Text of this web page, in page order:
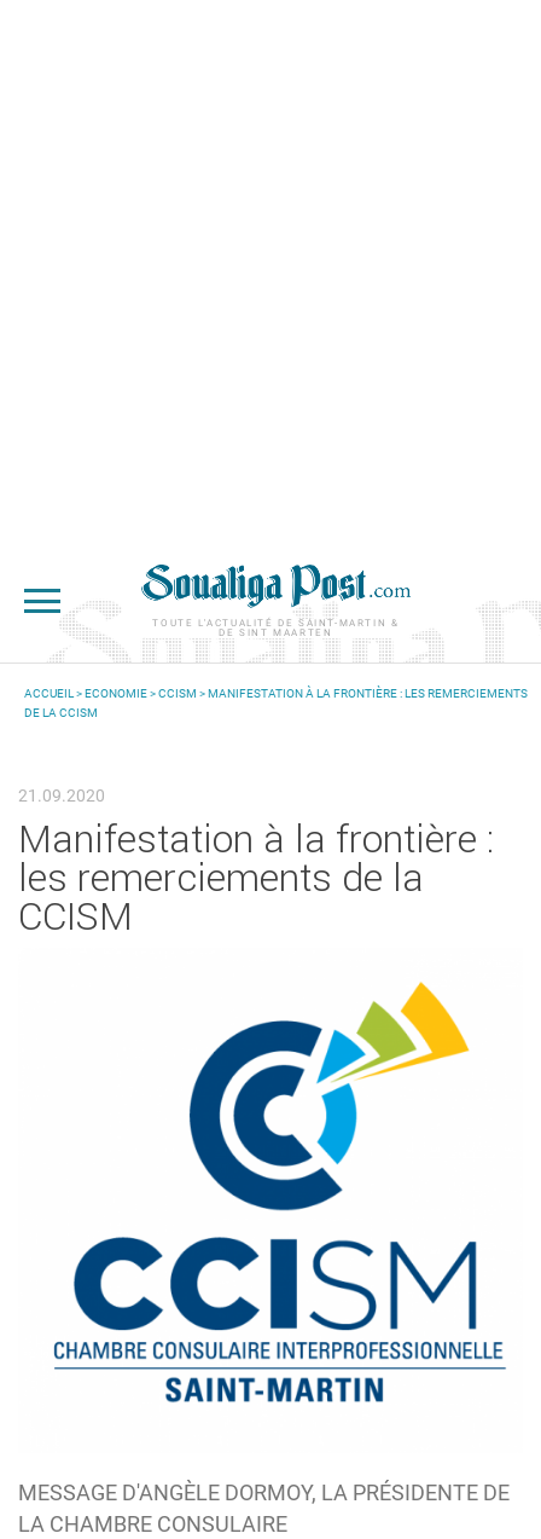
TOUTE L'ACTUALITÉ DE SAINT-MARTIN &
DE SINT MAARTEN
VOUS ÊTES ICI
ACCUEIL >ECONOMIE>CCISM > MANIFESTATION À LA FRONTIÈRE : LES REMERCIEMENTS
DE LA CCISM
21.09.2020
Manifestation à la frontière :
les remerciements de la
CCISM
MESSAGE D'ANGÈLE DORMOY, LA PRÉSIDENTE DE
LA CHAMBRE CONSULAIRE